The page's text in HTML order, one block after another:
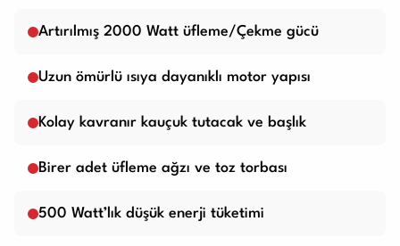
Artırılmış 2000 Watt üfleme/Çekme gücü
Uzun ömürlü ısıya dayanıklı motor yapısı
Kolay kavranır kauçuk tutacak ve başlık
Birer adet üfleme ağzı ve toz torbası
500 Watt’lık düşük enerji tüketimi